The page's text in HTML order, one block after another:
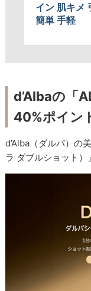
イン 肌キメ
簡単 手軽
d’Albaの「
40%ポイン
d’Alba（ダルバ）の
ラ ダブルショット）